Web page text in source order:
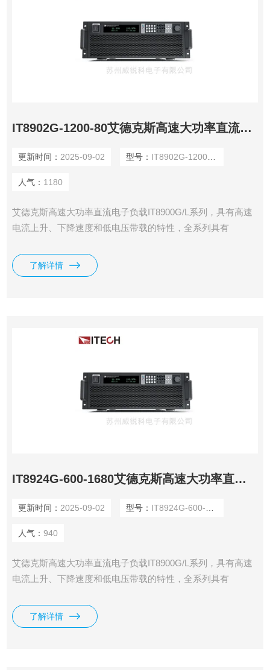
IT8902G-1200-80艾德克斯高速大功率直流电子负载
更新时间： 2025-09-02 型号： IT8902G-1200-80
人气： 1180
艾德克斯高速大功率直流电子负载IT8900G/L系列，具有高速
电流上升、下降速度和低电压带载的特性，全系列具有
54kW。电压电流宽范围输出，独立主机控制，支持主从并
联，最大功率可扩展到600kW。高功率密度，6kW仅4U高
了解详情
IT8924G-600-1680艾德克斯高速大功率直流电子负载
更新时间： 2025-09-02 型号： IT8924G-600-1680
人气： 940
艾德克斯高速大功率直流电子负载IT8900G/L系列，具有高速
电流上升、下降速度和低电压带载的特性，全系列具有
54kW。电压电流宽范围输出，独立主机控制，支持主从并
联，最大功率可扩展到600kW。高功率密度，6kW仅4U高
了解详情